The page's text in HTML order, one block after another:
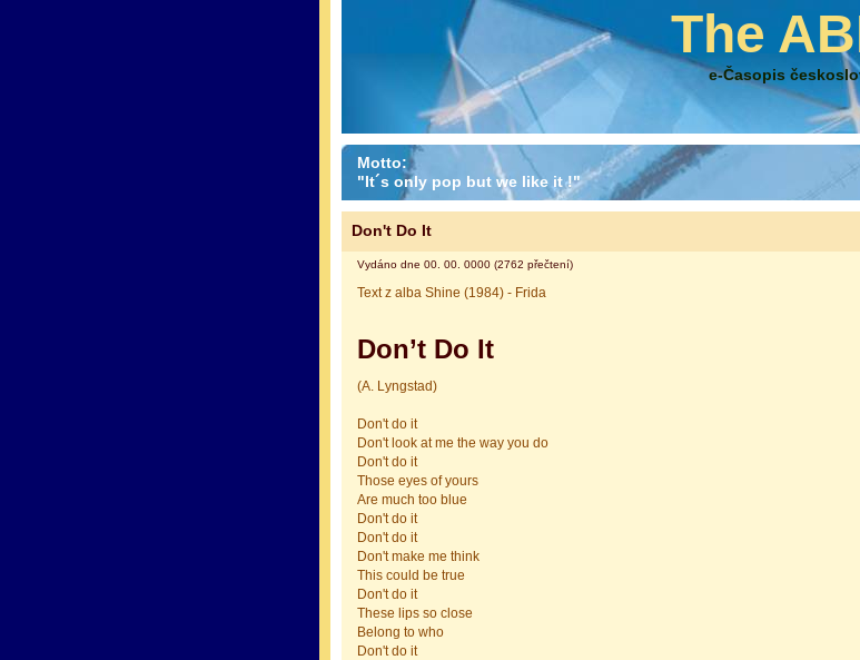
The
e-Časopis
Motto:
"It´s only pop but we like it !"
Don't Do It
Vydáno dne 00. 00. 0000 (2762 přečtení)
Text z alba Shine (1984) - Frida
Don’t Do It
(A. Lyngstad)
Don't do it
Don't look at me the way you do
Don't do it
Those eyes of yours
Are much too blue
Don't do it
Don't do it
Don't make me think
This could be true
Don't do it
These lips so close
Belong to who
Don't do it